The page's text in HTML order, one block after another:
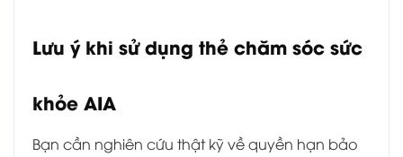
Lưu ý khi sử dụng thẻ chăm sóc sức
khỏe AIA
Bạn cần nghiên cứu thật kỹ về quyền hạn bảo